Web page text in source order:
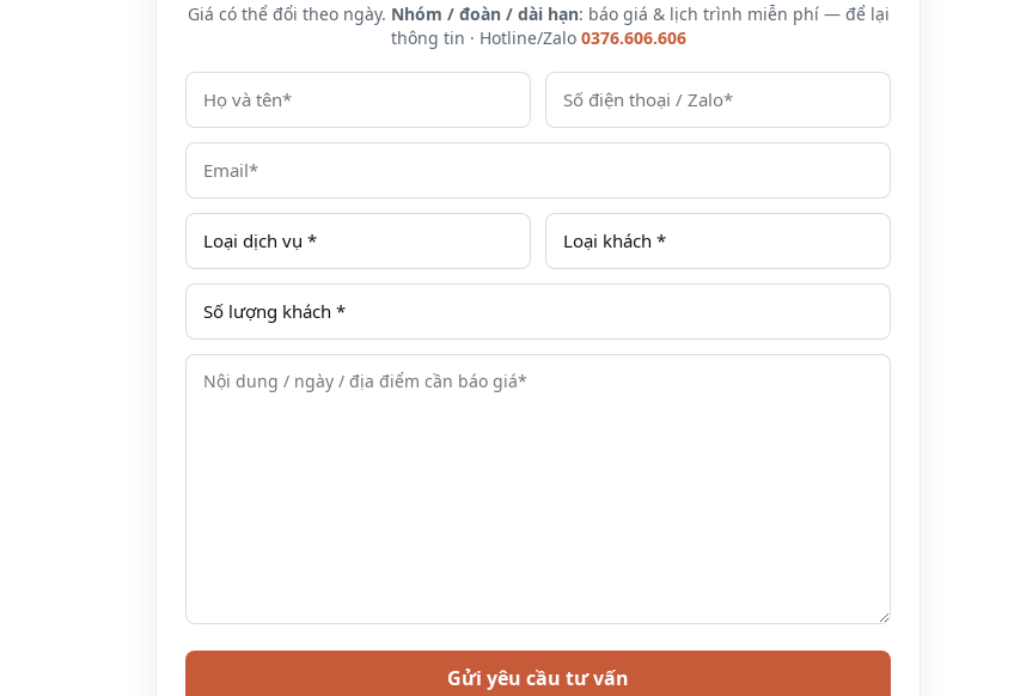
Giá có thể đổi theo ngày. Nhóm / đoàn / dài hạn: báo giá & lịch trình miễn phí — để lại
thông tin · Hotline/Zalo 0376.606.606